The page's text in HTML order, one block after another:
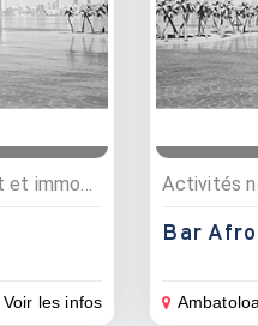
Commerces, Bâtiment et immobilier, Menuisiers, Matériaux de construction
Voir les infos
Activités
Bar Afro